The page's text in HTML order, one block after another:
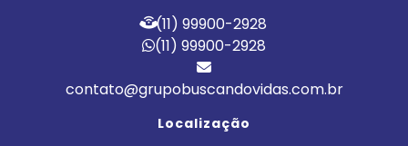
(11) 99900-2928
(11) 99900-2928
contato@grupobuscandovidas.com.br
Localização